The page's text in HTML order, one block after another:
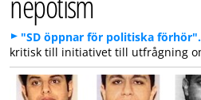
"SD öppnar för politiska
kritisk till initiativet till utfrågning